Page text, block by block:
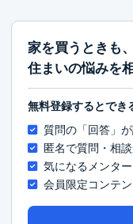
家を買うときも
住まいの悩みを
無料登録するとでき
質問の「回答」
匿名で質問・相
気になるメンタ
会員限定コンテ